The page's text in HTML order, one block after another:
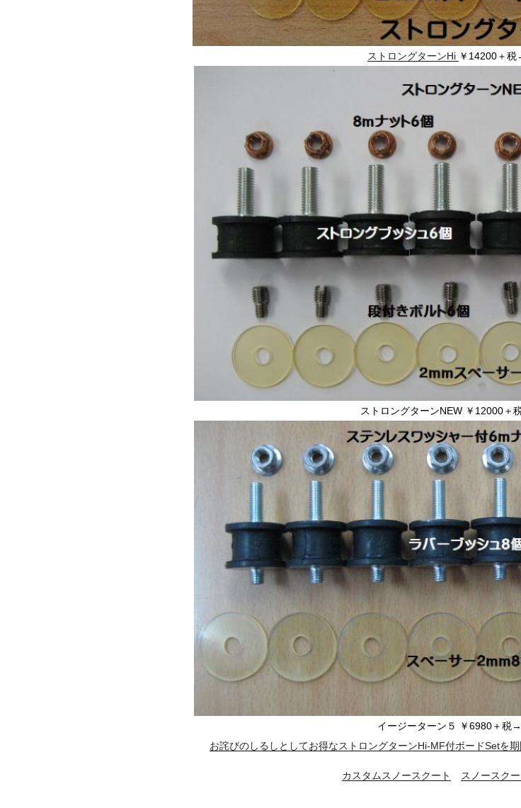
ストロングターンHi ￥14200＋
ストロングターンNEW ￥12000＋
イージーターン５ ￥6980＋税
お詫びのしるしとしてお得なストロングターンHi-MF付ボードSetを
カスタムスノースクート スノースクー